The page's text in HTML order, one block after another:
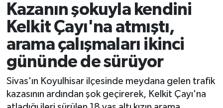
Kazanın şokuyla kendini
Kelkit Çayı'na atmıştı,
arama çalışmaları ikinci
gününde de sürüyor
Sivas'ın Koyulhisar ilçesinde meydana gelen trafik
kazasının ardından şok geçirerek, Kelkit Çayı'na
KÖŞE YAZILARI
KÜLTÜR-SANAT-MAGAZİN
MEDYA
ÖZEL HABER
Tüm Manşetler
Son Dakika Haberleri
Haber Arşivi